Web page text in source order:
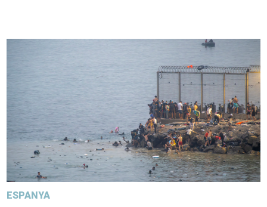
ESPANYA